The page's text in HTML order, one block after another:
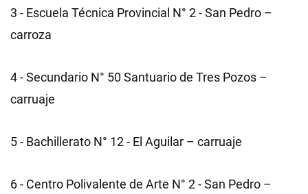
3 - Escuela Técnica Provincial N° 2 - San Pedro –
carroza
4 - Secundario N° 50 Santuario de Tres Pozos –
carruaje
5 - Bachillerato N° 12 - El Aguilar – carruaje
6 - Centro Polivalente de Arte N° 2 - San Pedro –